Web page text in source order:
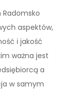
aspektów,
i jakość
ważna jest
a
w samym